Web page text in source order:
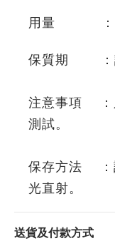
用量 ：1（
保質期 ：
注意事項 ：
測試。
保存方法 ：
光直射。
送貨及付款方式